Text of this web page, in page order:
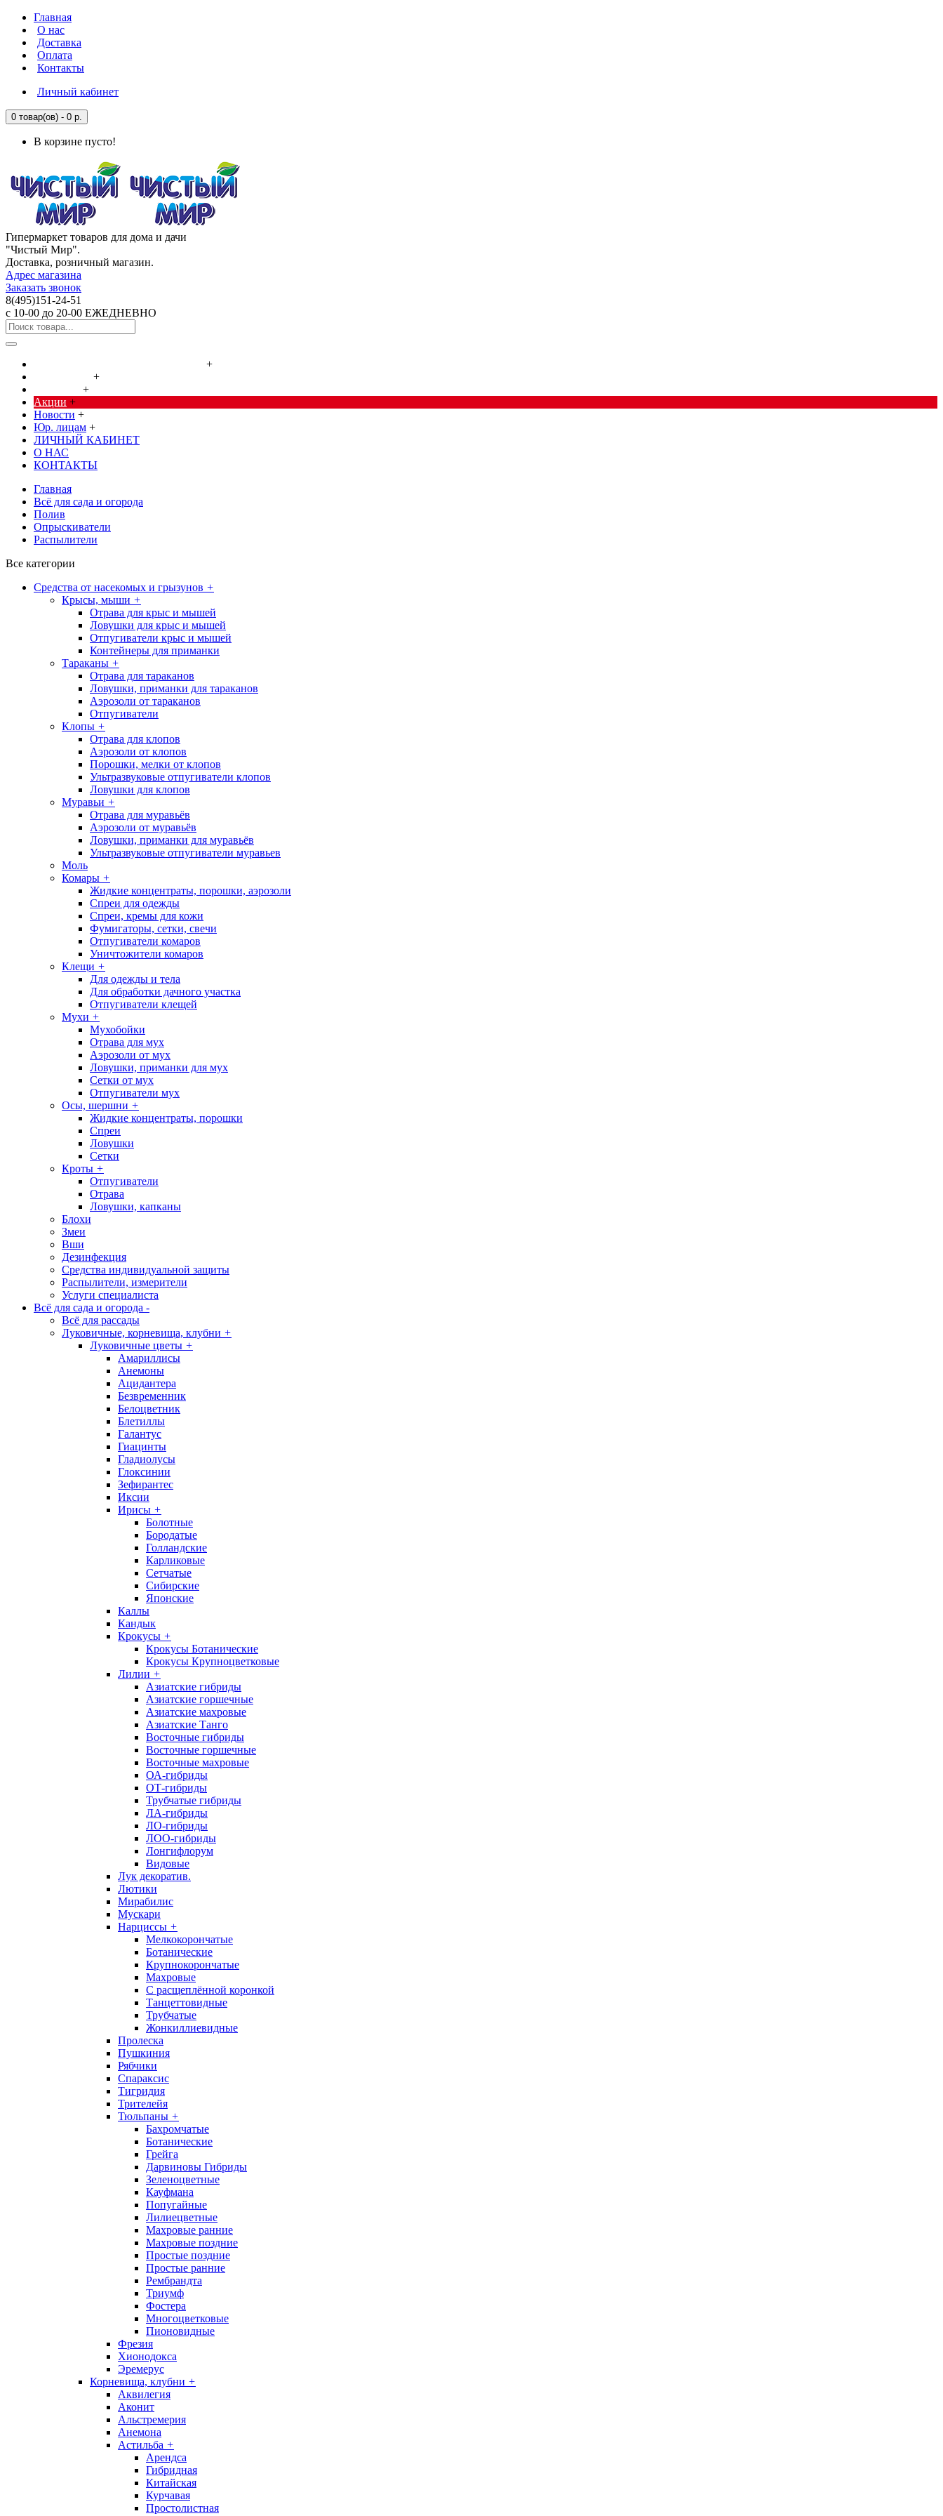
Главная
О нас
Доставка
Оплата
Контакты
Личный кабинет
0 товар(ов) - 0 р.
В корзине пусто!
Гипермаркет товаров для дома и дачи
"Чистый Мир".
Доставка, розничный магазин.
Адрес магазина
Заказать звонок
8(495)151-24-51
с 10-00 до 20-00 ЕЖЕДНЕВНО
+
+
+
Акции +
Новости +
Юр. лицам +
ЛИЧНЫЙ КАБИНЕТ
О НАС
КОНТАКТЫ
Главная
Всё для сада и огорода
Полив
Опрыскиватели
Распылители
Все категории
Cредства от насекомых и грызунов +
Крысы, мыши +
Отрава для крыс и мышей
Ловушки для крыс и мышей
Отпугиватели крыс и мышей
Контейнеры для приманки
Тараканы +
Отрава для тараканов
Ловушки, приманки для тараканов
Аэрозоли от тараканов
Отпугиватели
Клопы +
Отрава для клопов
Аэрозоли от клопов
Порошки, мелки от клопов
Ультразвуковые отпугиватели клопов
Ловушки для клопов
Муравьи +
Отрава для муравьёв
Аэрозоли от муравьёв
Ловушки, приманки для муравьёв
Ультразвуковые отпугиватели муравьев
Моль
Комары +
Жидкие концентраты, порошки, аэрозоли
Спреи для одежды
Спреи, кремы для кожи
Фумигаторы, сетки, свечи
Отпугиватели комаров
Уничтожители комаров
Клещи +
Для одежды и тела
Для обработки дачного участка
Отпугиватели клещей
Мухи +
Мухобойки
Отрава для мух
Аэрозоли от мух
Ловушки, приманки для мух
Сетки от мух
Отпугиватели мух
Осы, шершни +
Жидкие концентраты, порошки
Спреи
Ловушки
Сетки
Кроты +
Отпугиватели
Отрава
Ловушки, капканы
Блохи
Змеи
Вши
Дезинфекция
Средства индивидуальной защиты
Распылители, измерители
Услуги специалиста
Всё для сада и огорода -
Всё для рассады
Луковичные, корневища, клубни +
Луковичные цветы +
Амариллисы
Анемоны
Ацидантера
Безвременник
Белоцветник
Блетиллы
Галантус
Гиацинты
Гладиолусы
Глоксинии
Зефирантес
Иксии
Ирисы +
Болотные
Бородатые
Голландские
Карликовые
Сетчатые
Сибирские
Японские
Каллы
Кандык
Крокусы +
Крокусы Ботанические
Крокусы Крупноцветковые
Лилии +
Азиатские гибриды
Азиатские горшечные
Азиатские махровые
Азиатские Танго
Восточные гибриды
Восточные горшечные
Восточные махровые
ОА-гибриды
ОТ-гибриды
Трубчатые гибриды
ЛА-гибриды
ЛО-гибриды
ЛОО-гибриды
Лонгифлорум
Видовые
Лук декоратив.
Лютики
Мирабилис
Мускари
Нарциссы +
Мелкокорончатые
Ботанические
Крупнокорончатые
Махровые
С раcщеплённой коронкой
Танцеттовидные
Трубчатые
Жонкиллиевидные
Пролеска
Пушкиния
Рябчики
Спараксис
Тигридия
Трителейя
Тюльпаны +
Бахромчатые
Ботанические
Грейга
Дарвиновы Гибриды
Зеленоцветные
Кауфмана
Попугайные
Лилиецветные
Махровые ранние
Махровые поздние
Простые поздние
Простые ранние
Рембрандта
Триумф
Фостера
Многоцветковые
Пионовидные
Фрезия
Хионодокса
Эремерус
Корневища, клубни +
Аквилегия
Аконит
Альстремерия
Анемона
Астильба +
Арендса
Гибридная
Китайская
Курчавая
Простолистная